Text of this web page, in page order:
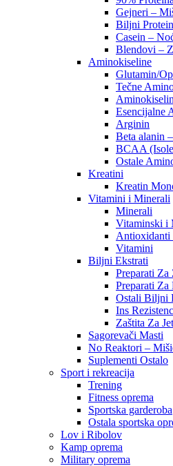
Gejneri –
Biljni Protein
Casein –
Blendovi –
Aminokiseline
Glutamin/
Tečne
Esencijalne
Arginin
Beta alanin
BCAA
Ostale
Kreatini
Kreatin
Vitamini i Minerali
Minerali
Vitaminski i
Antioxidanti
Vitamini
Biljni Ekstrati
Preparati Za
Preparati
Ostali Biljni
Ins
Zaštita Za
Sagorevači Masti
No Reaktori –
Suplementi Ostalo
Sport i rekreacija
Trening
Fitness oprema
Sportska garderoba
Ostala sportska
Lov i Ribolov
Kamp oprema
Military oprema